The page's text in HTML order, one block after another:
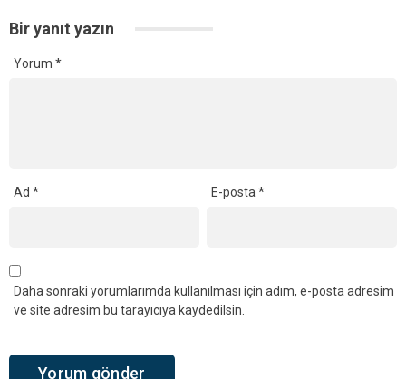
Bir yanıt yazın
Yorum *
Ad * E-posta*
Daha sonraki yorumlarımda kullanılması için adım, e-posta adresim
ve site adresim bu tarayıcıya kaydedilsin.